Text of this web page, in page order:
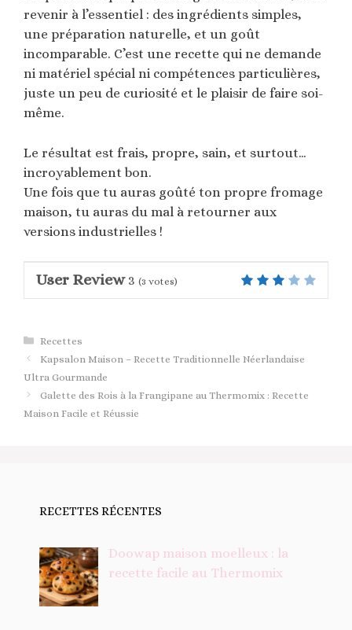
revenir à l’essentiel : des ingrédients simples,
une préparation naturelle, et un goût
incomparable. C’est une recette qui ne demande
ni matériel spécial ni compétences particulières,
juste un peu de curiosité et le plaisir de faire soi-
même.
Le résultat est frais, propre, sain, et surtout…
incroyablement bon.
Une fois que tu auras goûté ton propre fromage
maison, tu auras du mal à retourner aux
versions industrielles !
User Review 3 (3 votes)
Catégories
Recettes
Kapsalon Maison – Recette Traditionnelle Néerlandaise
Ultra Gourmande
Galette des Rois à la Frangipane au Thermomix : Recette
Maison Facile et Réussie
RECETTES RÉCENTES
Doowap maison moelleux : la
recette facile au Thermomix